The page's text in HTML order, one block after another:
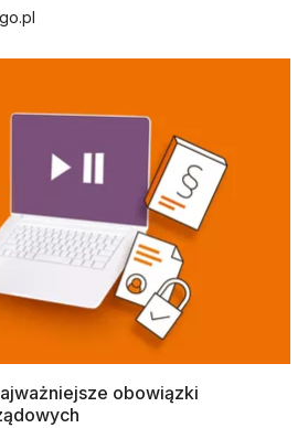
obowiązki